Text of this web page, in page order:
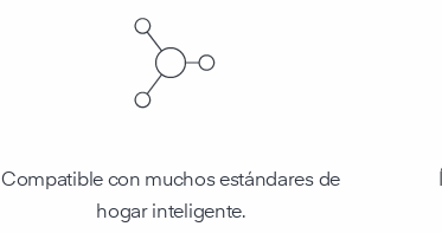
Compatible con muchos estándares de
hogar inteligente.